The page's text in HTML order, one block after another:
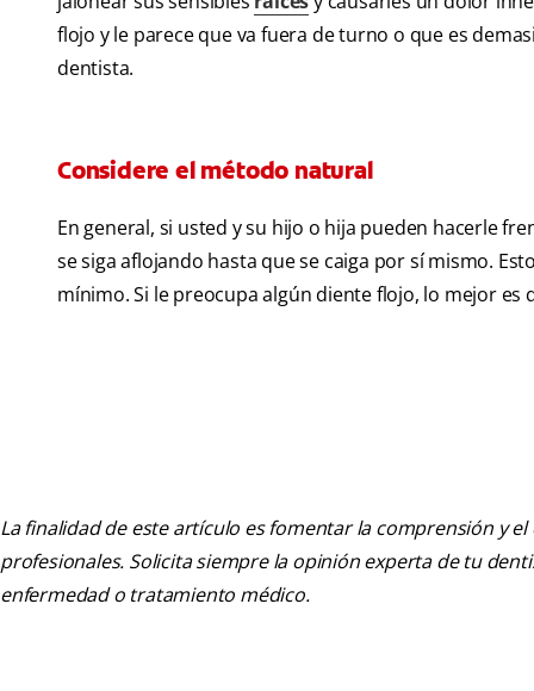
flojo y le parece que va fuera de turno o que es
dentista.
Considere el método natural
En general, si usted y su hijo o hija pueden hacerle
se siga aflojando hasta que se caiga por sí mismo.
mínimo. Si le preocupa algún diente flojo, lo mejor
La finalidad de este artículo es fomentar la comprensión y
profesionales. Solicita siempre la opinión experta de tu
enfermedad o tratamiento médico.